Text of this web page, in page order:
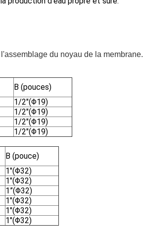
du noyau de la membrane.
B (pouces)
1/2"(Φ19)
1/2"(Φ19)
1/2"(Φ19)
1/2"(Φ19)
B (pouce)
1"(Φ32)
1"(Φ32)
1”(Φ32)
1"(Φ32)
1"(Φ32)
1"(Φ32)